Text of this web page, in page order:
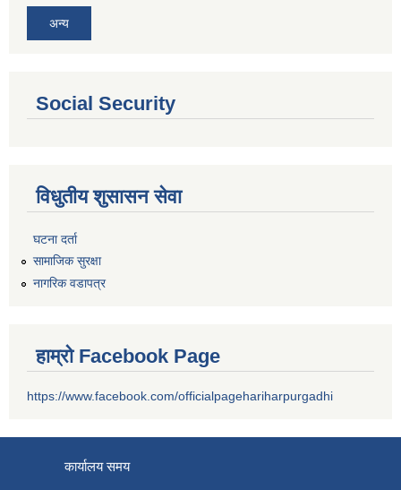
अन्य
Social Security
विधुतीय शुसासन सेवा
घटना दर्ता
सामाजिक सुरक्षा
नागरिक वडापत्र
हाम्रो Facebook Page
https://www.facebook.com/officialpagehariharpurgadhi
कार्यालय समय